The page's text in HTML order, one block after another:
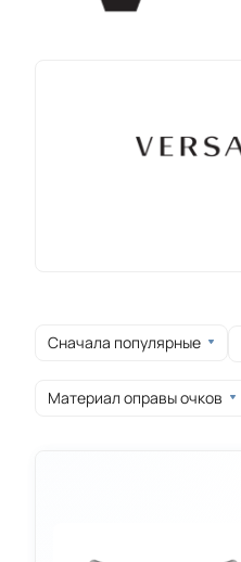
Сначала популярные
Материал оправы очков